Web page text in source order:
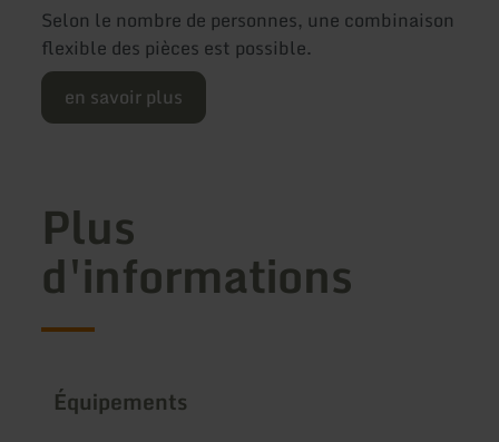
Selon le nombre de personnes, une combinaison
flexible des pièces est possible.
en savoir plus
Plus
d'informations
Équipements